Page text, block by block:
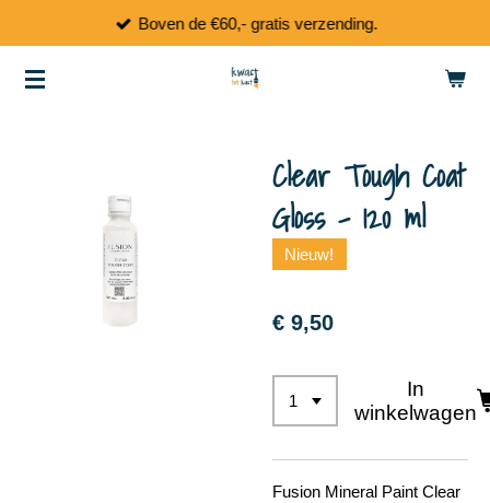
naar
Boven de €60,- gratis verzending.
Clear Tough Coat
Gloss - 120 ml
Nieuw!
€ 9,50
In
winkelwagen
Fusion Mineral Paint Clear